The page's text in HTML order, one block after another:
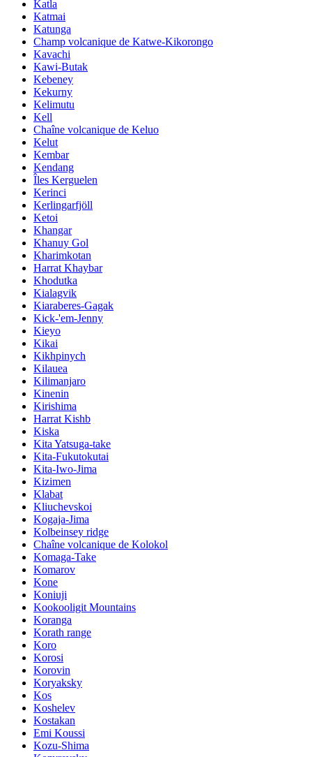
Katla
Katmai
Katunga
Champ volcanique de Katwe-Kikorongo
Kavachi
Kawi-Butak
Kebeney
Kekurny
Kelimutu
Kell
Chaîne volcanique de Keluo
Kelut
Kembar
Kendang
Îles Kerguelen
Kerinci
Kerlingarfjöll
Ketoi
Khangar
Khanuy Gol
Kharimkotan
Harrat Khaybar
Khodutka
Kialagvik
Kiaraberes-Gagak
Kick-'em-Jenny
Kieyo
Kikai
Kikhpinych
Kilauea
Kilimanjaro
Kinenin
Kirishima
Harrat Kishb
Kiska
Kita Yatsuga-take
Kita-Fukutokutai
Kita-Iwo-Jima
Kizimen
Klabat
Kliuchevskoi
Kogaja-Jima
Kolbeinsey ridge
Chaîne volcanique de Kolokol
Komaga-Take
Komarov
Kone
Koniuji
Kookooligit Mountains
Koranga
Korath range
Koro
Korosi
Korovin
Koryaksky
Kos
Koshelev
Kostakan
Emi Koussi
Kozu-Shima